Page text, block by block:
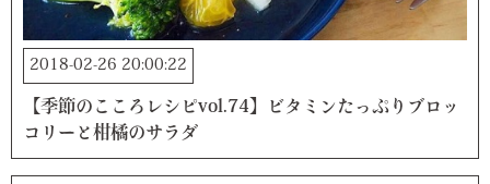
2018-02-26 20:00:22
【季節のこころレシピvol.74】ビタミンたっぷりブロッ
コリーと柑橘のサラダ